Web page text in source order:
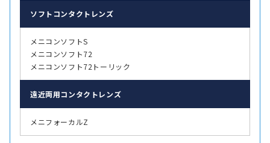
ソフト コンタクトレンズ
メニコンソフトS
メニコンソフト72
メニコンソフト72トーリック
遠近両用コンタクトレンズ
メニフォーカルZ